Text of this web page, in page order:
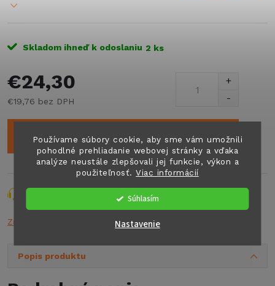
Používame súbory cookie, aby sme vám umožnili
pohodlné prehliadanie webovej stránky a vďaka
analýze neustále zlepšovali jej funkcie, výkon a
použiteľnosť.Viac informácií
Súhlasím
Nastavenie
Skladom ihneď k odoslaniu 2 ks
€24,30
€19,76 bez DPH
PRIDAŤ DO KOŠÍKA
Opýtať sa
Značka:
Popis produktu